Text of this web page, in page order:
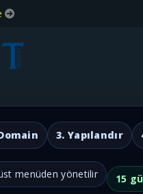
3. Yapılandır
menüden yönetilir 15